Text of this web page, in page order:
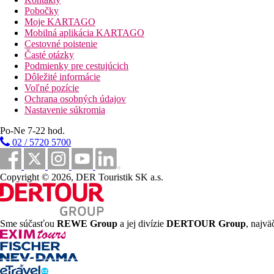
Vzdialenosti
25 km
Vzdialenosť od najbližšieho letiska
500 m
Centrum mesta
3 km
Vzdialenosť k pláži
Pláž
Plážová dovolenka
bazény
Ležadlá a slnečníky pri bazéne zadarmo
Detský bazén
Fotogaléria
Pobočky
Moje KARTAGO
Mobilná aplikácia KARTAGO
Cestovné poistenie
Časté otázky
Podmienky pre cestujúcich
Dôležité informácie
Voľné pozície
Ochrana osobných údajov
Nastavenie súkromia
Po-Ne 7-22 hod.
02 / 5720 5700
Copyright © 2026, DER Touristik SK a.s.
Sme súčasťou REWE Group a jej divízie DERTOUR Group,